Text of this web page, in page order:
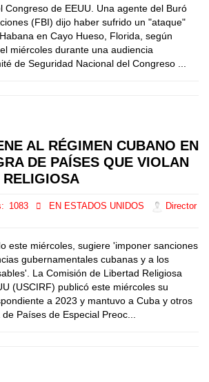
Congreso de EEUU. Una agente del Buró
(FBI) dijo haber sufrido un "ataque"
en Cayo Hueso, Florida, según
miércoles durante una audiencia
de Seguridad Nacional del Congreso ...
AL RÉGIMEN CUBANO EN
DE PAÍSES QUE VIOLAN
1083 EN ESTADOS UNIDOS
Director
este miércoles, sugiere 'imponer sanciones
gubernamentales cubanas y a los
La Comisión de Libertad Religiosa
(USCIRF) publicó este miércoles su
a 2023 y mantuvo a Cuba y otros
Países de Especial Preoc...